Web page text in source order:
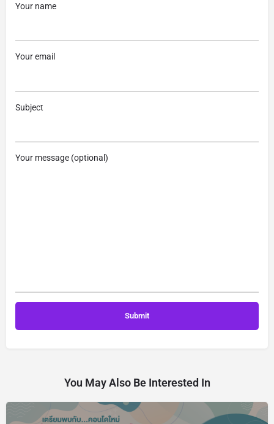
Your name
Your email
Subject
Your message (optional)
You May Also Be Interested In